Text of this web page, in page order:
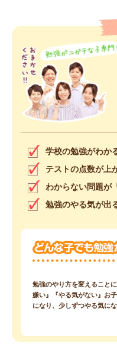
学校の勉強がわか
テストの点数が上
わからない問題が
勉強のやる気が出
勉強のやり方を変えること
嫌い』『やる気がない』お
になり、少しずつやる気に